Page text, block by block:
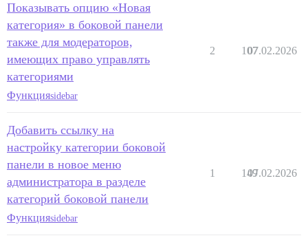
Показывать опцию «Новая
категория» в боковой панели
также для модераторов,
имеющих право управлять
категориями
Функцияsidebar
2 107
07.02.2026
Добавить ссылку на
настройку категории боковой
панели в новое меню
администратора в разделе
категорий боковой панели
Функцияsidebar
1 149
07.02.2026